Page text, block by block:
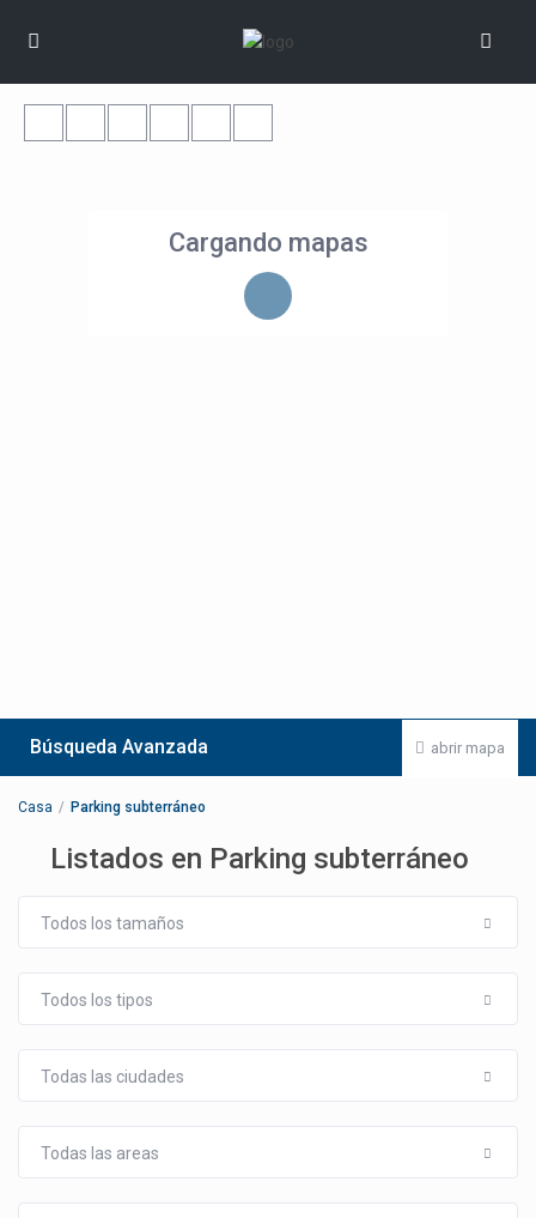
Cargando mapas
abrir mapa
Búsqueda Avanzada
Casa Parking subterráneo
Listados en Parking subterráneo
Todos los tamaños
Todos los tipos
Todas las ciudades
Todas las areas